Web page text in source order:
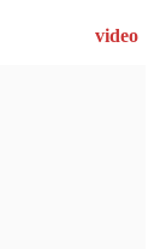
video